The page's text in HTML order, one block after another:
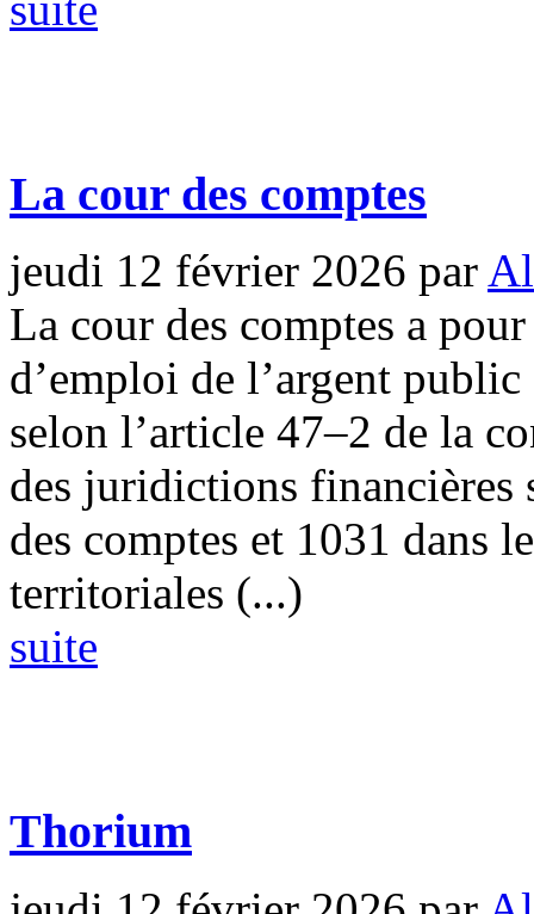
La cour des comptes
jeudi 12 février 2026 par
La cour des comptes a
d’emploi de l’argent
selon l’article 47–2 de la
des juridictions financières
des comptes et 1031 dans
territoriales (...)
suite
Thorium